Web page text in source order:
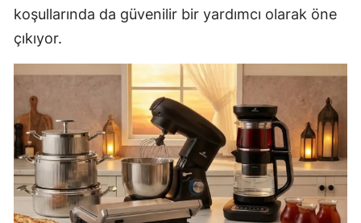
koşullarında da güvenilir bir yardımcı olarak öne
çıkıyor.